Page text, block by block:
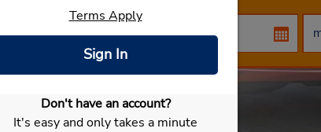
Seleccionar mi vehículo
Terms Apply
Sign In
Don't have an account?
It's easy and only takes a minute